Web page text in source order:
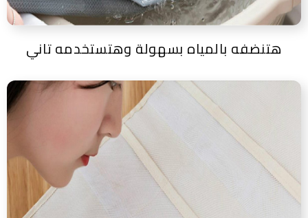
هتنضفه بالمياه بسهولة وهتستخدمه تاني